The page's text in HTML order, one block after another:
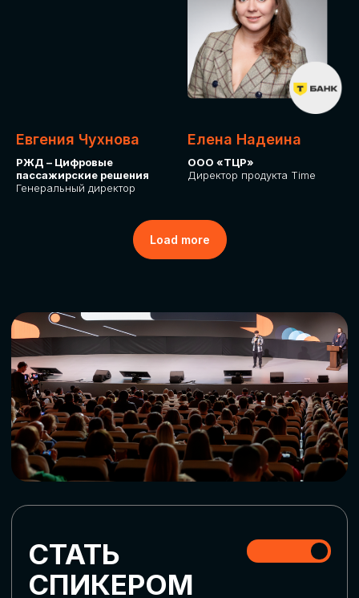
Евгения Чухнова
РЖД – Цифровые
пассажирские решения
Генеральный директор
Елена Надеина
ООО «ТЦР»
Директор продукта Time
Load more